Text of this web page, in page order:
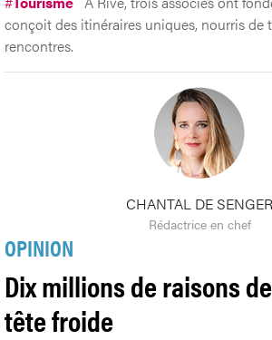
conçoit des itinéraires uniques, nourris de
rencontres.
CHANTAL DE SENGER
Rédactrice en chef
OPINION
Dix millions de raisons
tête froide